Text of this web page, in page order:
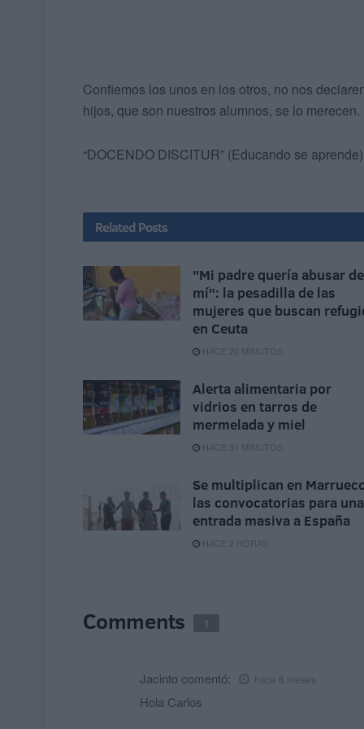
Confiemos los unos en los otros, no nos
hijos, que son nuestros alumnos, se lo merecen.
“DOCENDO DISCITUR” (Educando se aprende)
Related Posts
"Mi padre quería abusar de
mí": la pesadilla de las
mujeres que buscan
en Ceuta
HACE 20 MINUTOS
Alerta alimentaria por
vidrios en tarros de
mermelada y miel
HACE 51 MINUTOS
Se multiplican en
las convocatorias para una
entrada masiva a España
HACE 2 HORAS
Comments 1
Jacinto comentó: hace 8 meses
Hola Carlos